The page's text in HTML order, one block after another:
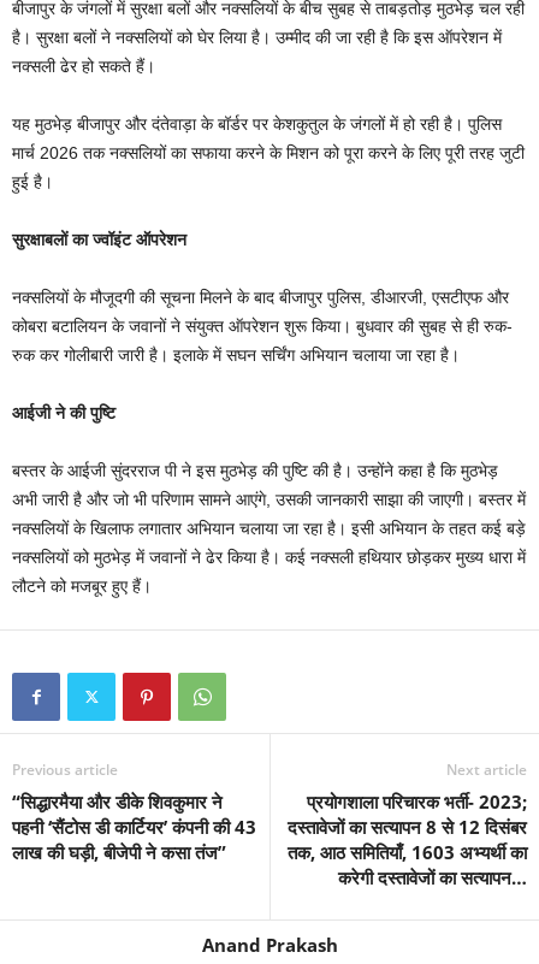
बीजापुर के जंगलों में सुरक्षा बलों और नक्सलियों के बीच सुबह से ताबड़तोड़ मुठभेड़ चल रही
है। सुरक्षा बलों ने नक्सलियों को घेर लिया है। उम्मीद की जा रही है कि इस ऑपरेशन में
नक्सली ढेर हो सकते हैं।
यह मुठभेड़ बीजापुर और दंतेवाड़ा के बॉर्डर पर केशकुतुल के जंगलों में हो रही है। पुलिस
मार्च 2026 तक नक्सलियों का सफाया करने के मिशन को पूरा करने के लिए पूरी तरह जुटी
हुई है।
सुरक्षाबलों का ज्वॉइंट ऑपरेशन
नक्सलियों के मौजूदगी की सूचना मिलने के बाद बीजापुर पुलिस, डीआरजी, एसटीएफ और
कोबरा बटालियन के जवानों ने संयुक्त ऑपरेशन शुरू किया। बुधवार की सुबह से ही रुक-
रुक कर गोलीबारी जारी है। इलाके में सघन सर्चिंग अभियान चलाया जा रहा है।
आईजी ने की पुष्टि
बस्तर के आईजी सुंदरराज पी ने इस मुठभेड़ की पुष्टि की है। उन्होंने कहा है कि मुठभेड़
अभी जारी है और जो भी परिणाम सामने आएंगे, उसकी जानकारी साझा की जाएगी। बस्तर में
नक्सलियों के खिलाफ लगातार अभियान चलाया जा रहा है। इसी अभियान के तहत कई बड़े
नक्सलियों को मुठभेड़ में जवानों ने ढेर किया है। कई नक्सली हथियार छोड़कर मुख्य धारा में
लौटने को मजबूर हुए हैं।
Previous article
“सिद्धारमैया और डीके शिवकुमार ने
पहनी ‘सैंटोस डी कार्टियर’ कंपनी की 43
लाख की घड़ी, बीजेपी ने कसा तंज”
Next article
प्रयोगशाला परिचारक भर्ती- 2023;
दस्तावेजों का सत्यापन 8 से 12 दिसंबर
तक, आठ समितियाँ, 1603 अभ्यर्थी का
करेगी दस्तावेजों का सत्यापन…
Anand Prakash